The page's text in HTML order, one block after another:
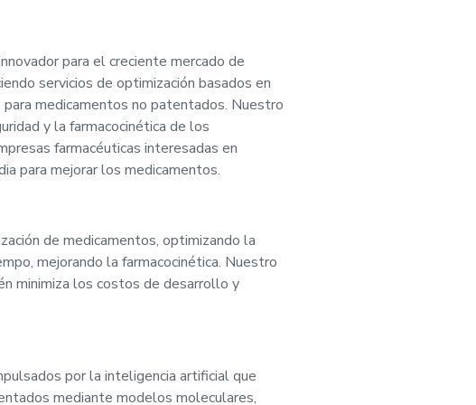
y de alto valor,
tecnologías
para mejorar
no patentados.
de nuestros
años y aspiramos a
sector. Nuestro
para el creciente mercado de
servicios de optimización basados en
medicamentos no patentados. Nuestro
y la farmacocinética de los
farmacéuticas interesadas en
para mejorar los medicamentos.
de medicamentos, optimizando la
mejorando la farmacocinética. Nuestro
minimiza los costos de desarrollo y
por la inteligencia artificial que
mediante modelos moleculares,